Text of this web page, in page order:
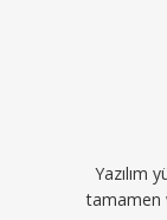
Yazılım
tamamen